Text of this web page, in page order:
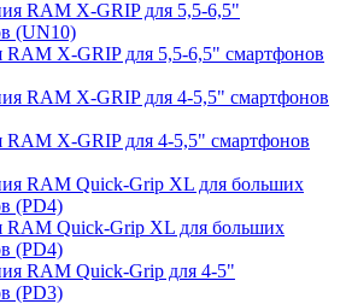
RAM X-GRIP для 5,5-6,5" смартфонов
RAM X-GRIP для 4-5,5" смартфонов
RAM Quick-Grip XL для больших
(PD4)